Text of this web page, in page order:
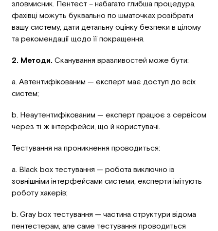
зловмисник. Пентест – набагато глибша процедура,
фахівці можуть буквально по шматочках розібрати
вашу систему, дати детальну оцінку безпеки в цілому
та рекомендації щодо її покращення.
2. Методи. Сканування вразливостей може бути:
a. Автентифікованим — експерт має доступ до всіх
систем;
b. Неаутентифікованим — експерт працює з сервісом
через ті ж інтерфейси, що й користувачі.
Тестування на проникнення проводиться:
a. Black box тестування — робота виключно із
зовнішніми інтерфейсами системи, експерти імітують
роботу хакерів;
b. Gray box тестування — частина структури відома
пентестерам, але саме тестування проводиться